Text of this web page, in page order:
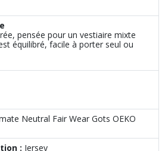
pensée pour un vestiaire mixte
équilibré, facile à porter seul ou
Neutral Fair Wear Gots OEKO
: Jersey